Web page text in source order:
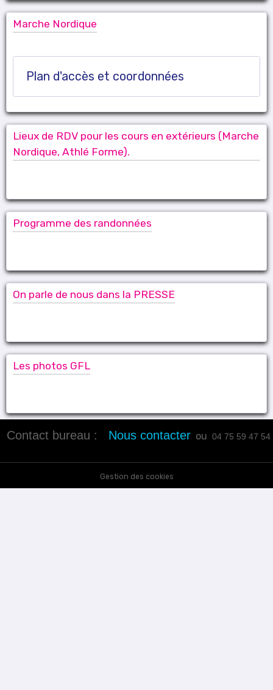
Marche Nordique
Plan d'accès et coordonnées
Lieux de RDV pour les cours en extérieurs (Marche
Nordique, Athlé Forme).
Programme des randonnées
On parle de nous dans la PRESSE
Les photos GFL
Contact bureau : Nous contacter ou 04 75 59 47
Gestion des cookies